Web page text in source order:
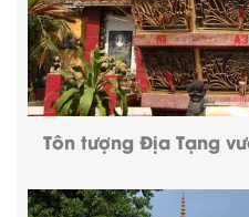
Tôn tượng Địa Tạng